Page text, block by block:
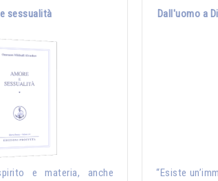
sessualità
e materia, anche
Dall'uomo a
“Esiste